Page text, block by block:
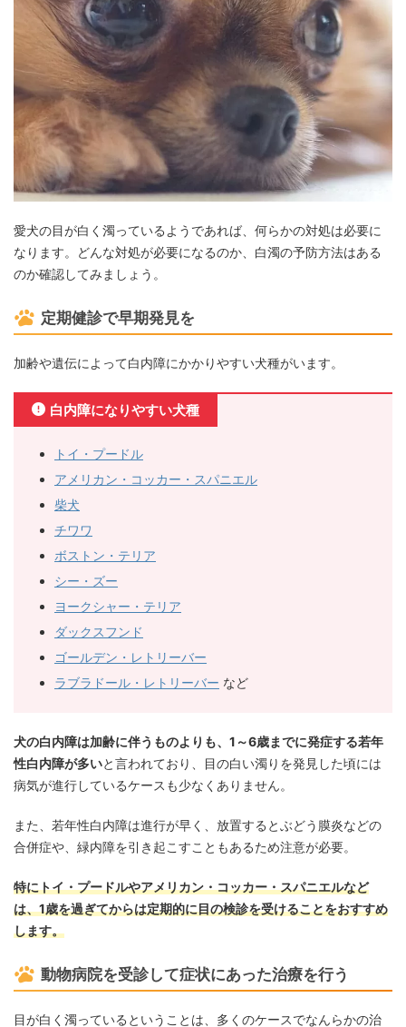
愛犬の目が白く濁っているようであれば、何らかの対処は必要に
なります。どんな対処が必要になるのか、白濁の予防方法はある
のか確認してみましょう。
定期健診で早期発見を
加齢や遺伝によって白内障にかかりやすい犬種がいます。
白内障になりやすい犬種
トイ・プードル
アメリカン・コッカー・スパニエル
柴犬
チワワ
ボストン・テリア
シー・ズー
ヨークシャー・テリア
ダックスフンド
ゴールデン・レトリーバー
ラブラドール・レトリーバー など
犬の白内障は加齢に伴うものよりも、1～6歳までに発症する若年
性白内障が多いと言われており、目の白い濁りを発見した頃には
病気が進行しているケースも少なくありません。
また、若年性白内障は進行が早く、放置するとぶどう膜炎などの
合併症や、緑内障を引き起こすこともあるため注意が必要。
特にトイ・プードルやアメリカン・コッカー・スパニエルなど
は、1歳を過ぎてからは定期的に目の検診を受けることをおすすめ
します。
動物病院を受診して症状にあった治療を行う
目が白く濁っているということは、多くのケースでなんらかの治